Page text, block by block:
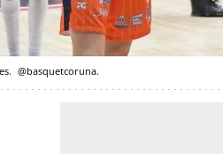
@basquetcoruna.